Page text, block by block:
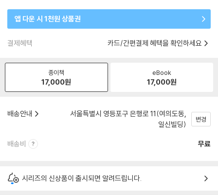
앱 다운 시 1천원 상품권
결제혜택 카드/간편결제 혜택을 확인하세요
종이책
17,000원
eBook
17,000원
배송안내
서울특별시 영등포구 은행로 11(여의도동,
일신빌딩)
변경
배송비 무료
시리즈의 신상품이 출시되면 알려드립니다.